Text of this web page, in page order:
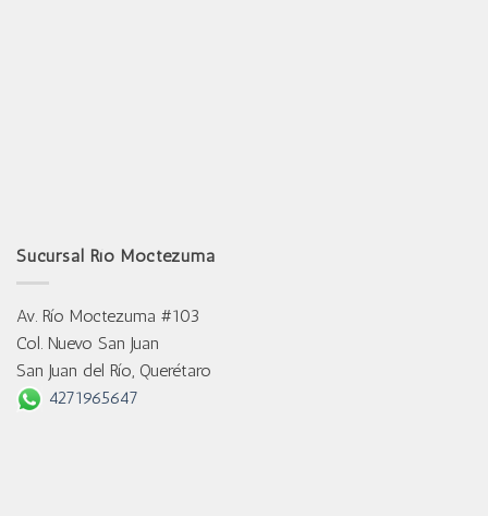
Sucursal Río Moctezuma
Av. Río Moctezuma #103
Col. Nuevo San Juan
San Juan del Río, Querétaro
4271965647